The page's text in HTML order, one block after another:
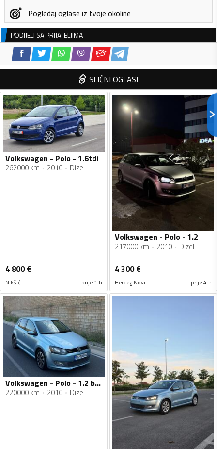
Pogledaj oglase iz tvoje okoline
PODIJELI SA PRIJATELJIMA
SLIČNI OGLASI
Volkswagen - Polo - 1.6tdi
262000 km 2010 Dizel
4 800€
Nikšić prije 1 h
Volkswagen - Polo - 1.2
217000 km 2010 Dizel
4 300€
Herceg Novi prije 4 h
Volkswagen - Polo - 1.2 blumution
220000 km 2010 Dizel